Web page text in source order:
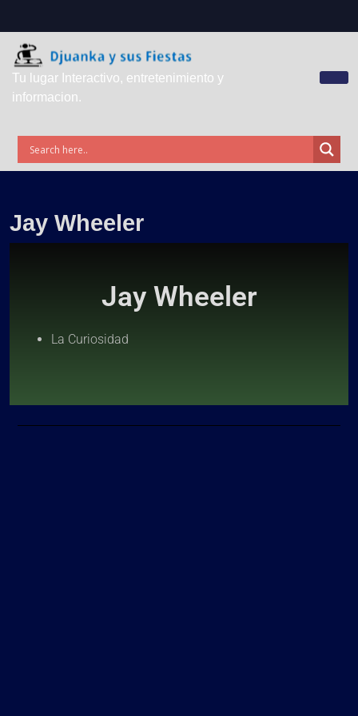
Tu lugar Interactivo, entretenimiento y
informacion.
Jay Wheeler
Jay Wheeler
La Curiosidad